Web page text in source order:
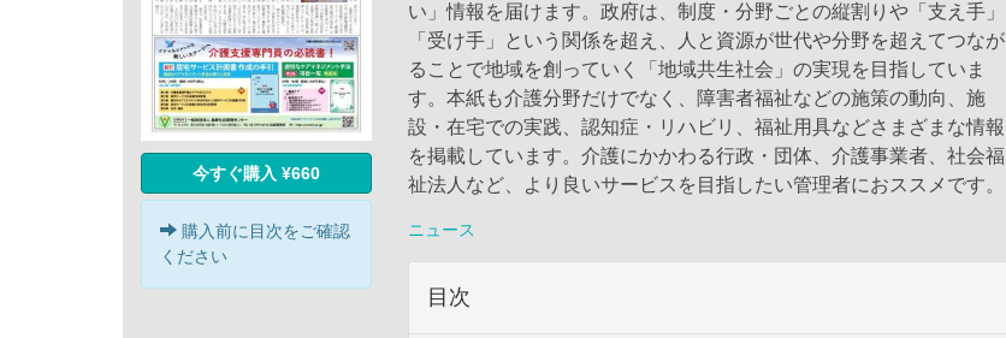
今すぐ購入 ¥660
購入前に目次をご確認
ください
い」情報を届けます。政府は、制度・分野ごとの縦割りや「支え手」
「受け手」という関係を超え、人と資源が世代や分野を超えてつなが
ることで地域を創っていく「地域共生社会」の実現を目指していま
す。本紙も介護分野だけでなく、障害者福祉などの施策の動向、施
設・在宅での実践、認知症・リハビリ、福祉用具などさまざまな情報
を掲載しています。介護にかかわる行政・団体、介護事業者、社会福
祉法人など、より良いサービスを目指したい管理者におススメです。
ニュース
目次